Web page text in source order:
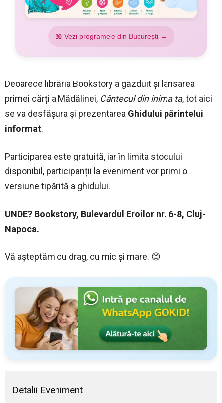
📖 Vezi programele din București →
Deoarece librăria Bookstory a găzduit și lansarea
primei cărți a Mădălinei, Cântecul din inima ta, tot aici
se va desfășura și prezentarea Ghidului părintelui
informat.
Participarea este gratuită, iar în limita stocului
disponibil, participanții la eveniment vor primi o
versiune tipărită a ghidului.
UNDE? Bookstory, Bulevardul Eroilor nr. 6-8, Cluj-
Napoca.
Vă așteptăm cu drag, cu mic și mare. 😊
Detalii Eveniment